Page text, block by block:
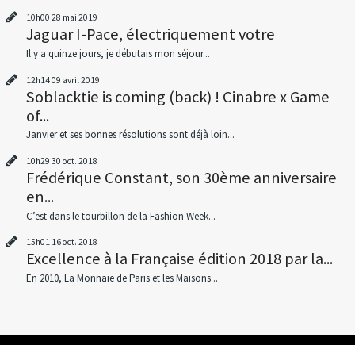
10h00 28 mai 2019
Jaguar I-Pace, électriquement votre
Il y a quinze jours, je débutais mon séjour...
12h1409 avril 2019
Soblacktie is coming (back) ! Cinabre x Game
of...
Janvier et ses bonnes résolutions sont déjà loin...
10h29 30 oct. 2018
Frédérique Constant, son 30ème anniversaire
en...
C’est dans le tourbillon de la Fashion Week...
15h01 16oct. 2018
Excellence à la Française édition 2018 par la...
En 2010, La Monnaie de Paris et les Maisons...